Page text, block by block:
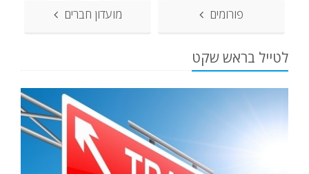
פורומים מועדון חברים
לטייל בראש שקט